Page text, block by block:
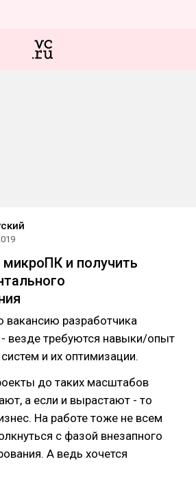
микроПК и получить
разработчика
- везде требуются навыки/опыт
и их оптимизации.
до таких масштабов
а если и вырастают - то
На работе тоже не всем
с фазой внезапного
А ведь хочется